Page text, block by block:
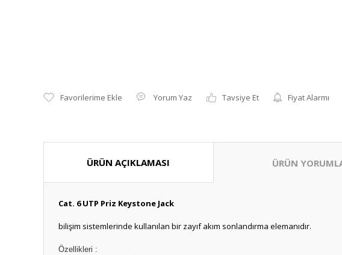
Yorum Yaz Tavsiye Et Fiyat Alarmı
ÜRÜN AÇIKLAMASI ÜRÜN
Cat. 6 UTP Priz Keystone Jack
bilişim sistemlerinde kullanılan bir zayıf akım sonlandırma elemanıdır.
Özellikleri :